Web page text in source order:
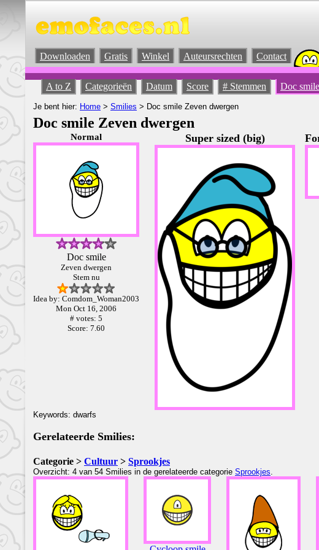
Downloaden Gratis Winkel Auteursrechten Contact
A to Z Categorieën Datum Score # Stemmen Doc
Je bent hier: Home > Smilies > Doc smile Zeven dwergen
Doc smile Zeven dwergen
Normal
Doc smile
Zeven dwergen
Stem nu
Idea by: Comdom_Woman2003
Mon Oct 16, 2006
# votes: 5
Score: 7.60
Super sized (big)
Keywords: dwarfs
Gerelateerde Smilies:
Categorie > Cultuur > Sprookjes
Overzicht: 4 van 54 Smilies in de gerelateerde categorie Sprookjes.